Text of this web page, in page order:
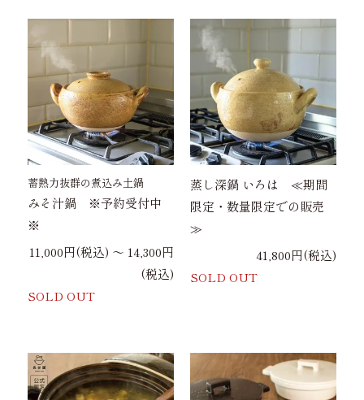
蓄熱力抜群の煮込み土鍋
みそ汁鍋 ※予約受付中
※
11,000円(税込) 〜 14,300円
(税込)
SOLD OUT
蒸し深鍋 いろは ≪期間
限定・数量限定での販売
≫
41,800円(税込)
SOLD OUT